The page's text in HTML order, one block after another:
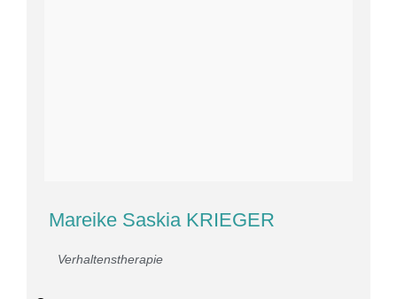
Mareike Saskia KRIEGER
Verhaltenstherapie